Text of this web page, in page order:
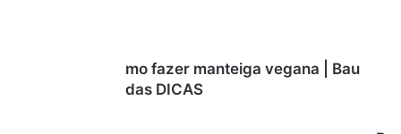
mo fazer manteiga vegana | Bau
das DICAS